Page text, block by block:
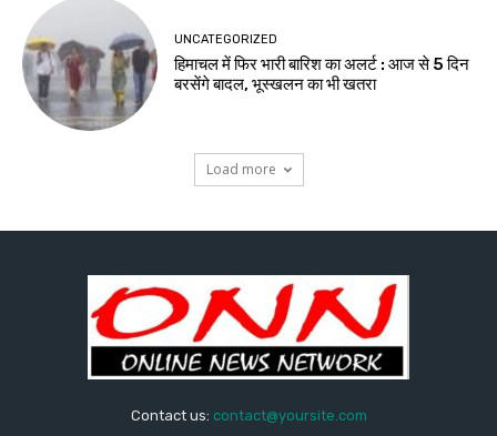
UNCATEGORIZED
हिमाचल में फिर भारी बारिश का अलर्ट : आज से 5 दिन
बरसेंगे बादल, भूस्खलन का भी खतरा
Load more
Contact us: contact@yoursite.com